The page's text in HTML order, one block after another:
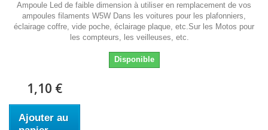
Ampoule Led de faible dimension à utiliser en remplacement de vos
ampoules filaments W5W Dans les voitures pour les plafonniers,
éclairage coffre, vide poche, éclairage plaque, etc.Sur les Motos pour
les compteurs, les veilleuses, etc.
Disponible
1,10 €
Ajouter au